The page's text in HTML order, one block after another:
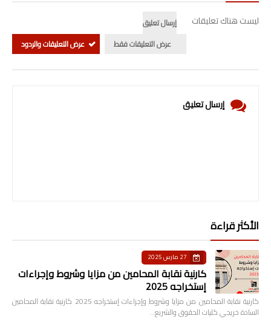
ليست هناك تعليقات
إرسال تعليق
عرض التعليقات فقط
عرض التعليقات والردود
إرسال تعليق
الأكثر قراءة
27 مارس 2025
كارنية نقابة المحامين من مزايا وشروط وإجراءات
إستخراجه 2025
كارنية نقابة المحامين من مزايا وشروط وإجراءات إستخراجه 2025 كارنية نقابة المحامين
السادة خريجي كليات الحقوق والشريع…